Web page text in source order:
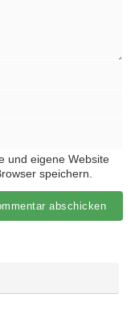
und eigene Website
speichern.